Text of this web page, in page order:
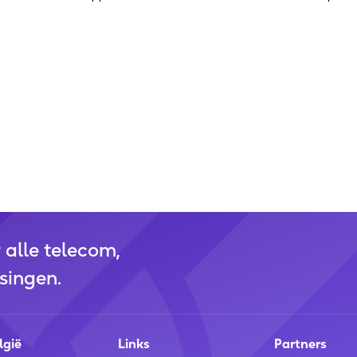
telecom,
Links Partners